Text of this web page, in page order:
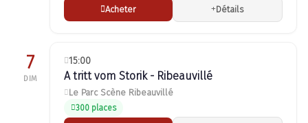
Acheter Détails
7
DIM
15:00
A tritt vom Storik - Ribeauvillé
Le Parc Scène Ribeauvillé
300 places